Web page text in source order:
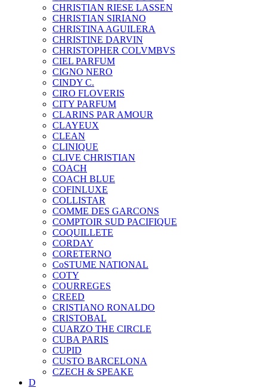
CHRISTIAN RIESE LASSEN
CHRISTIAN SIRIANO
CHRISTINA AGUILERA
CHRISTINE DARVIN
CHRISTOPHER COLVMBVS
CIEL PARFUM
CIGNO NERO
CINDY C.
CIRO FLOVERIS
CITY PARFUM
CLARINS PAR AMOUR
CLAYEUX
CLEAN
CLINIQUE
CLIVE CHRISTIAN
COACH
COACH BLUE
COFINLUXE
COLLISTAR
COMME DES GARCONS
COMPTOIR SUD PACIFIQUE
COQUILLETE
CORDAY
CORETERNO
CoSTUME NATIONAL
COTY
COURREGES
CREED
CRISTIANO RONALDO
CRISTOBAL
CUARZO THE CIRCLE
CUBA PARIS
CUPID
CUSTO BARCELONA
CZECH & SPEAKE
D